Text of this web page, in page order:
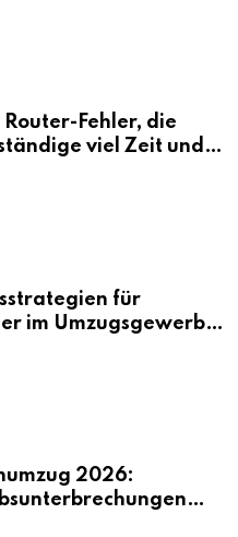
Router-Fehler, die
viel Zeit und
für
im Umzugsgewerbe
2026: